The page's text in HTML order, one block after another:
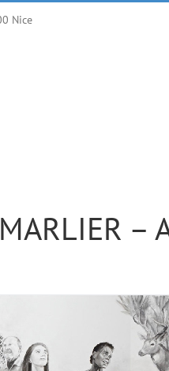
Nice
MARLIER